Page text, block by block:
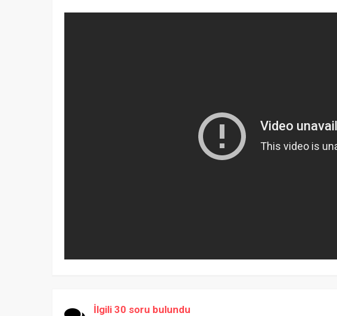
İlgili 30 soru bulundu